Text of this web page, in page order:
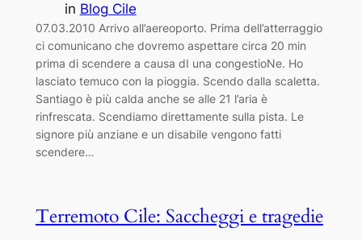
in Blog Cile
07.03.2010 Arrivo all’aereoporto. Prima dell’atterraggio
ci comunicano che dovremo aspettare circa 20 min
prima di scendere a causa dI una congestioNe. Ho
lasciato temuco con la pioggia. Scendo dalla scaletta.
Santiago è più calda anche se alle 21 l’aria è
rinfrescata. Scendiamo direttamente sulla pista. Le
signore più anziane e un disabile vengono fatti
scendere…
Terremoto Cile: Saccheggi e tragedie